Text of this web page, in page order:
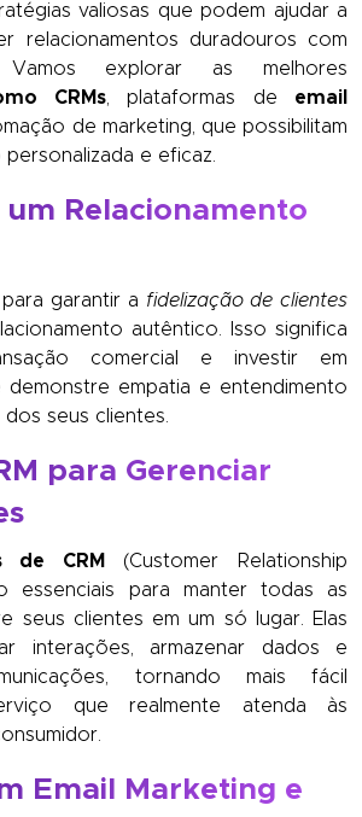
valiosas que podem ajudar a
relacionamentos duradouros com
explorar as melhores
CRMs, plataformas de email
de marketing, que possibilitam
e eficaz.
um Relacionamento
garantir a fidelização de clientes
autêntico. Isso significa
comercial e investir em
demonstre empatia e entendimento
seus clientes.
para Gerenciar
de CRM
(Customer Relationship
essenciais para manter todas as
seus clientes em um só lugar. Elas
interações, armazenar dados e
tornando mais fácil
que realmente atenda às
Email Marketing e